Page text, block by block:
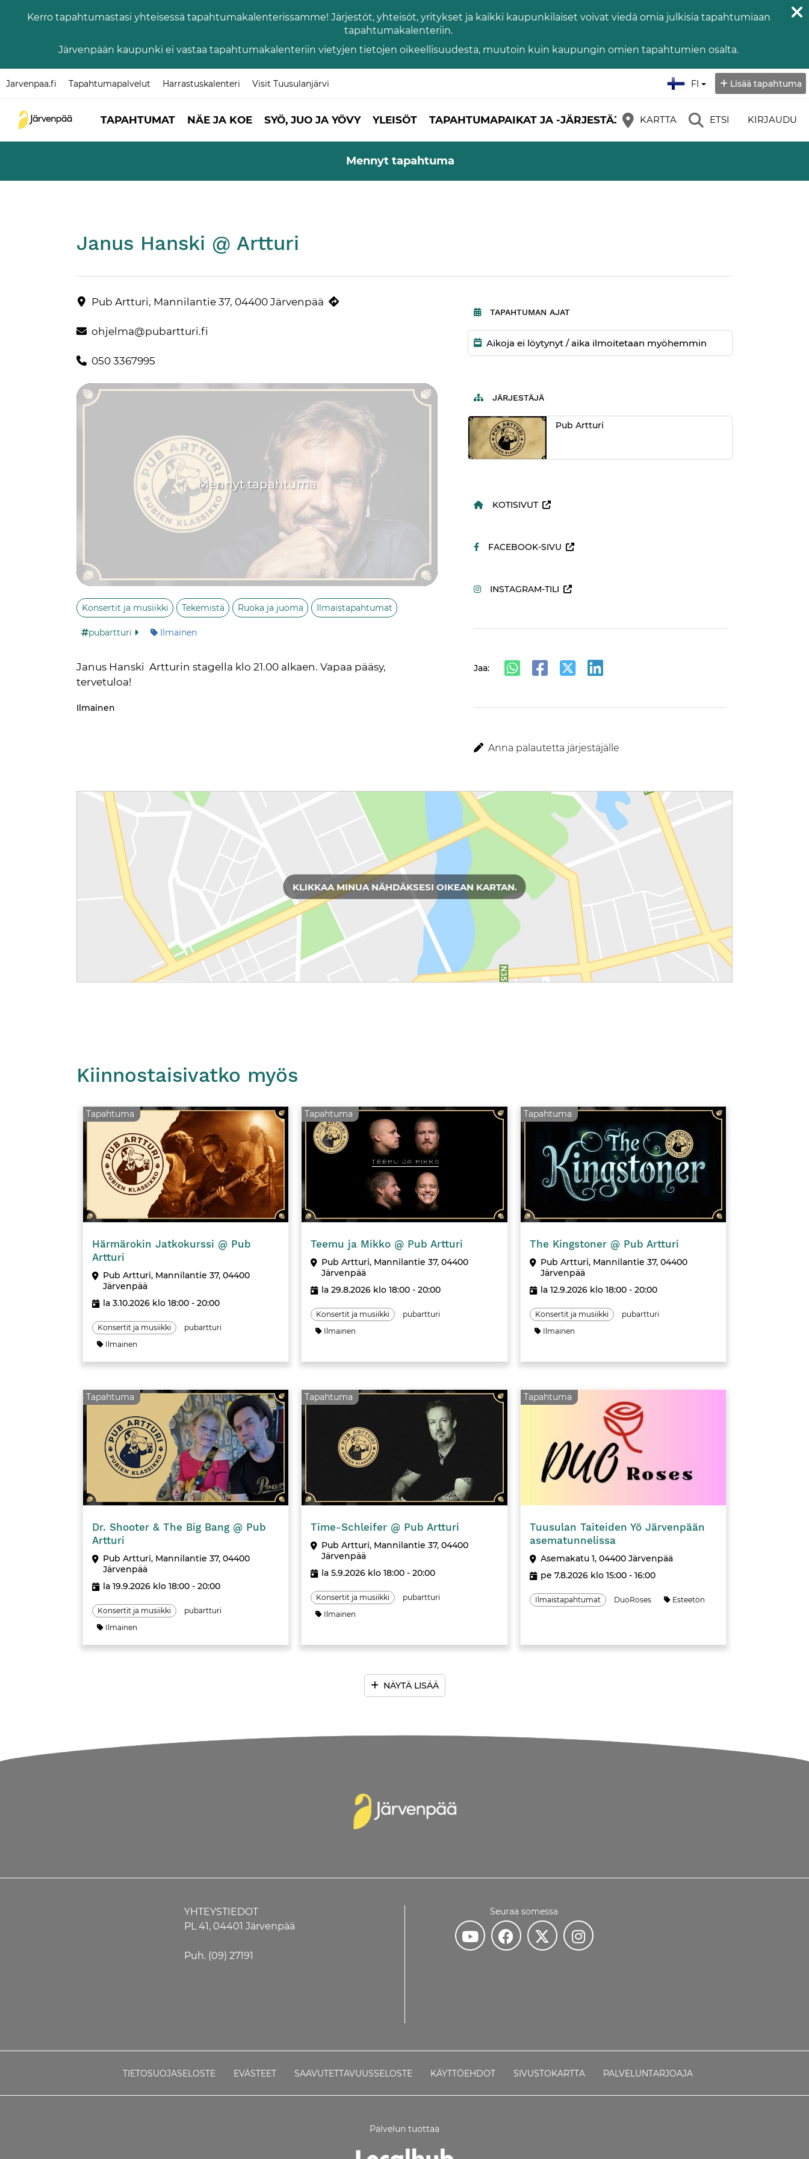
Kerro tapahtumastasi yhteisessä tapahtumakalenterissamme! Järjestöt, yhteisöt, yritykset ja kaikki kaupunkilaiset voivat viedä omia julkisia tapahtumiaan
tapahtumakalenteriin.
Järvenpään kaupunki ei vastaa tapahtumakalenteriin vietyjen tietojen oikeellisuudesta, muutoin kuin kaupungin omien tapahtumien osalta.
Jarvenpaa.fi Tapahtumapalvelut Harrastuskalenteri Visit Tuusulanjärvi FI Lisää tapahtuma
TAPAHTUMAT NÄE JA KOE SYÖ, JUO JA YÖVY YLEISÖT TAPAHTUMAPAIKAT JA -JÄRJESTÄJÄT KARTTA ETSI KIRJAUDU
Mennyt tapahtuma
Janus Hanski @ Artturi
Janus Hanski Artturin stagella la 4.10. klo 21.00 alkaen.
Yhteystiedot
Pub Artturi, Mannilantie 37, 04400 Järvenpää
ohjelma@pubartturi.fi
050 3367995
Mennyt tapahtuma
Konsertit ja musiikki Tekemistä Ruoka ja juoma Ilmaistapahtumat
pubartturi Kategoria:
Ilmainen
Janus Hanski  Artturin stagella klo 21.00 alkaen. Vapaa pääsy,
tervetuloa!
Kategoria:
Ilmainen
TAPAHTUMAN AJAT
Aikoja ei löytynyt / aika ilmoitetaan myöhemmin
JÄRJESTÄJÄ
Pub Artturi
KOTISIVUT
FACEBOOK-SIVU
INSTAGRAM-TILI
Jaa:
Anna palautetta järjestäjälle
Reittiohjeet
KLIKKAA MINUA NÄHDÄKSESI OIKEAN KARTAN.
Kiinnostaisivatko myös
Tapahtuma
Härmärokin Jatkokurssi @ Pub
Artturi
Pub Artturi, Mannilantie 37, 04400
Järvenpää
la 3.10.2026 klo 18:00 - 20:00
Konsertit ja musiikki
pubartturi
Ilmainen
Tapahtuma
Teemu ja Mikko @ Pub Artturi
Pub Artturi, Mannilantie 37, 04400
Järvenpää
la 29.8.2026 klo 18:00 - 20:00
Konsertit ja musiikki
pubartturi
Ilmainen
Tapahtuma
The Kingstoner @ Pub Artturi
Pub Artturi, Mannilantie 37, 04400
Järvenpää
la 12.9.2026 klo 18:00 - 20:00
Konsertit ja musiikki
pubartturi
Ilmainen
Tapahtuma
Dr. Shooter & The Big Bang @ Pub
Artturi
Pub Artturi, Mannilantie 37, 04400
Järvenpää
la 19.9.2026 klo 18:00 - 20:00
Konsertit ja musiikki
pubartturi
Ilmainen
Tapahtuma
Time-Schleifer @ Pub Artturi
Pub Artturi, Mannilantie 37, 04400
Järvenpää
la 5.9.2026 klo 18:00 - 20:00
Konsertit ja musiikki
pubartturi
Ilmainen
Tapahtuma
Tuusulan Taiteiden Yö Järvenpään
asematunnelissa
Asemakatu 1, 04400 Järvenpää
pe 7.8.2026 klo 15:00 - 16:00
Ilmaistapahtumat DuoRoses Esteetön
NÄYTÄ LISÄÄ
YHTEYSTIEDOT
PL 41, 04401 Järvenpää
Puh. (09) 27191
Seuraa somessa
TIETOSUOJASELOSTE EVÄSTEET SAAVUTETTAVUUSSELOSTE KÄYTTÖEHDOT SIVUSTOKARTTA PALVELUNTARJOAJA
Palvelun tuottaa